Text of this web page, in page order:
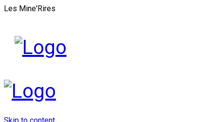
Les Mine'Rires
Skip to content